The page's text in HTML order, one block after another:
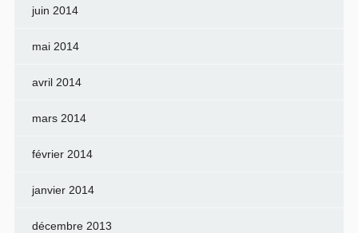
juin 2014
mai 2014
avril 2014
mars 2014
février 2014
janvier 2014
décembre 2013